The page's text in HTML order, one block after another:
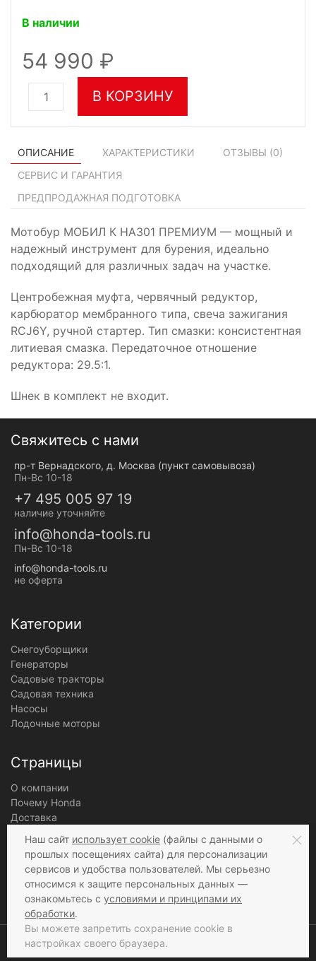
В наличии
54 990
В КОРЗИНУ
ОПИСАНИЕ ХАРАКТЕРИСТИКИ ОТЗЫВЫ (0)
СЕРВИС И ГАРАНТИЯ
ПРЕДПРОДАЖНАЯ ПОДГОТОВКА
Мотобур МОБИЛ К HA301 ПРЕМИУМ — мощный и
надежный инструмент для бурения, идеально
подходящий для различных задач на участке.
Центробежная муфта, червячный редуктор,
карбюратор мембранного типа, свеча зажигания
RCJ6Y, ручной стартер. Тип смазки: консистентная
литиевая смазка. Передаточное отношение
редуктора: 29.5:1.
Шнек в комплект не входит.
Свяжитесь с нами
пр-т Вернадского, д. Москва (пункт самовывоза)
Пн-Вс 10-18
+7 495 005 97 19
наличие уточняйте
info@honda-tools.ru
Пн-Вс 10-18
info@honda-tools.ru
не оферта
Категории
Снегоуборщики
Генераторы
Садовые тракторы
Садовая техника
Насосы
Лодочные моторы
Страницы
О компании
Почему Honda
Доставка
Гарантии
Магазин в Москве
Рекомендации по топливу
Политика конфиденциальности
Правила работы
© 2026 HONDA TOOLS
Наш сайт использует cookie (файлы с данными о
прошлых посещениях сайта) для персонализации
сервисов и удобства пользователей. Мы серьезно
относимся к защите персональных данных —
ознакомьтесь с условиями и принципами их
обработки.
Вы можете запретить сохранение cookie в
настройках своего браузера.